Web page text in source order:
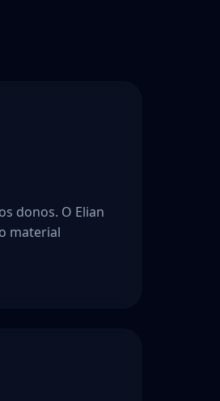
donos. O Elian
material